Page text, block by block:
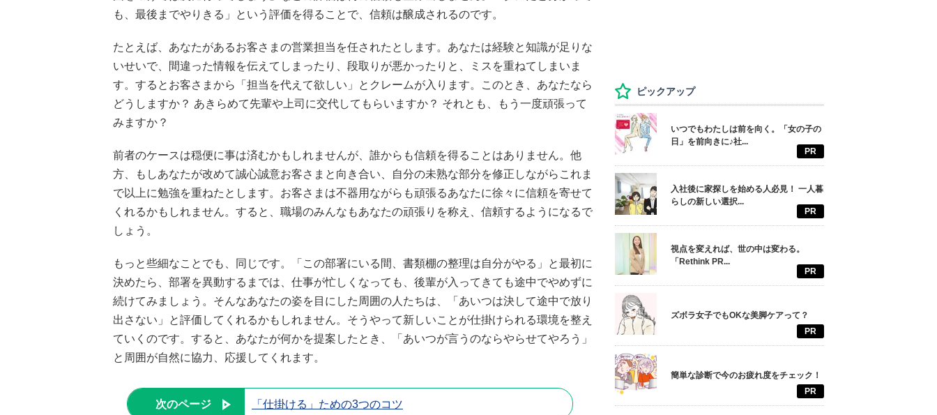
も、最後までやりきる」という評価を得ることで、信頼は醸成されるのです。
たとえば、あなたがあるお客さまの営業担当を任されたとします。あなたは経験と知識が足りな
いせいで、間違った情報を伝えてしまったり、段取りが悪かったりと、ミスを重ねてしまいま
す。するとお客さまから「担当を代えて欲しい」とクレームが入ります。このとき、あなたなら
どうしますか？ あきらめて先輩や上司に交代してもらいますか？ それとも、もう一度頑張って
みますか？
前者のケースは穏便に事は済むかもしれませんが、誰からも信頼を得ることはありません。他
方、もしあなたが改めて誠心誠意お客さまと向き合い、自分の未熟な部分を修正しながらこれま
で以上に勉強を重ねたとします。お客さまは不器用ながらも頑張るあなたに徐々に信頼を寄せて
くれるかもしれません。すると、職場のみんなもあなたの頑張りを称え、信頼するようになるで
しょう。
もっと些細なことでも、同じです。「この部署にいる間、書類棚の整理は自分がやる」と最初に
決めたら、部署を異動するまでは、仕事が忙しくなっても、後輩が入ってきても途中でやめずに
続けてみましょう。そんなあなたの姿を目にした周囲の人たちは、「あいつは決して途中で放り
出さない」と評価してくれるかもしれません。そうやって新しいことが仕掛けられる環境を整え
ていくのです。すると、あなたが何かを提案したとき、「あいつが言うのならやらせてやろう」
と周囲が自然に協力、応援してくれます。
次のページ 「仕掛ける」ための3つのコツ
ピックアップ
いつでもわたしは前を向く。「女の子の
日」を前向きに♪社...
PR
入社後に家探しを始める人必見！ 一人暮
らしの新しい選択...
PR
視点を変えれば、世の中は変わる。
「Rethink PR...
PR
ズボラ女子でもOKな美脚ケアって？
PR
簡単な診断で今のお疲れ度をチェック！
PR